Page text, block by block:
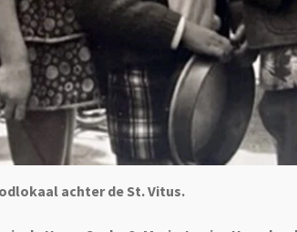
achter de St. Vitus.